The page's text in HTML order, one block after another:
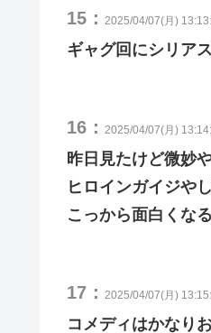
15： 2025/04/07(月)
ギャグ回にシリア
16： 2025/04/07(月)
昨日見たけど微妙
ヒロインガイジや
こっから面白くな
17： 2025/04/07(月)
コメディはかなり